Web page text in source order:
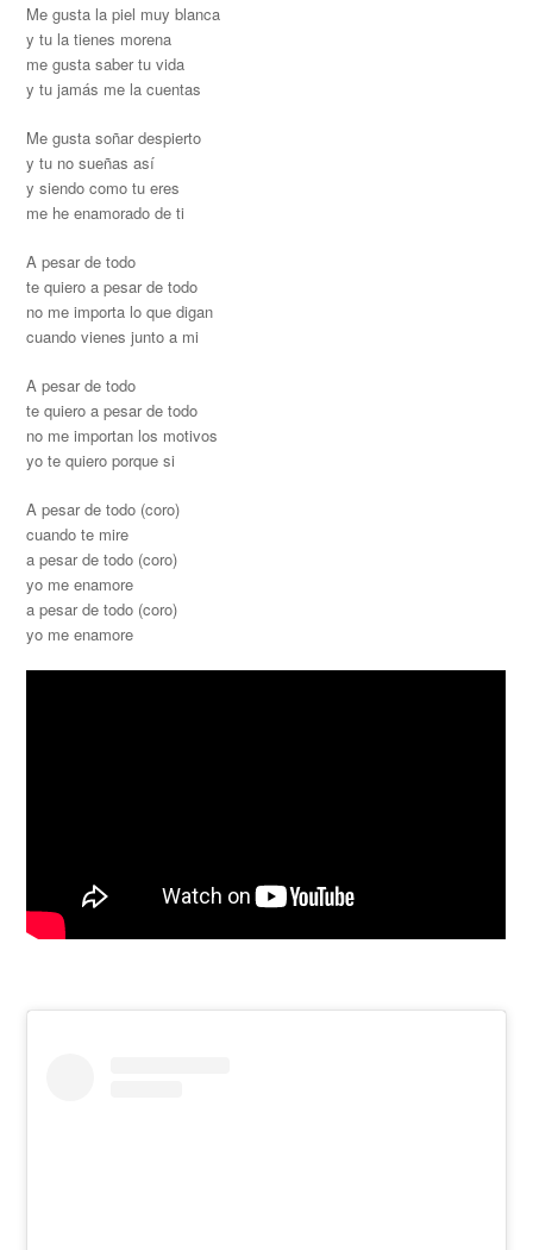
Me gusta la piel muy blanca
y tu la tienes morena
me gusta saber tu vida
y tu jamás me la cuentas
Me gusta soñar despierto
y tu no sueñas así
y siendo como tu eres
me he enamorado de ti
A pesar de todo
te quiero a pesar de todo
no me importa lo que digan
cuando vienes junto a mi
A pesar de todo
te quiero a pesar de todo
no me importan los motivos
yo te quiero porque si
A pesar de todo (coro)
cuando te mire
a pesar de todo (coro)
yo me enamore
a pesar de todo (coro)
yo me enamore